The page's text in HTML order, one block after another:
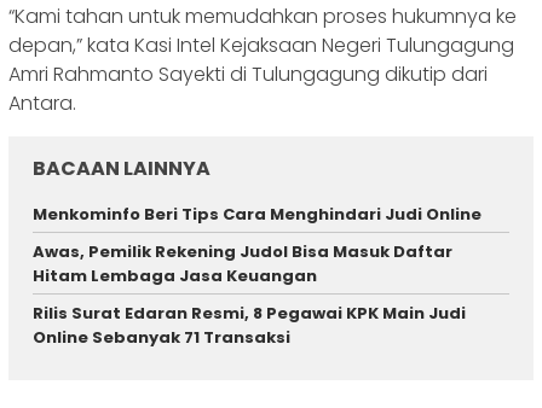
“Kami tahan untuk memudahkan proses hukumnya ke
depan,” kata Kasi Intel Kejaksaan Negeri Tulungagung
Amri Rahmanto Sayekti di Tulungagung dikutip dari
Antara.
BACAAN LAINNYA
Menkominfo Beri Tips Cara Menghindari Judi Online
Awas, Pemilik Rekening Judol Bisa Masuk Daftar
Hitam Lembaga Jasa Keuangan
Rilis Surat Edaran Resmi, 8 Pegawai KPK Main Judi
Online Sebanyak 71 Transaksi